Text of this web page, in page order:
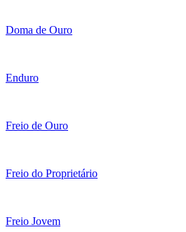
Doma de Ouro
Enduro
Freio de Ouro
Freio do Proprietário
Freio Jovem